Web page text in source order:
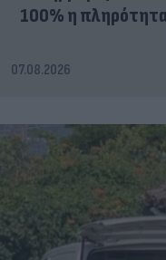
100% η
07.08.2026